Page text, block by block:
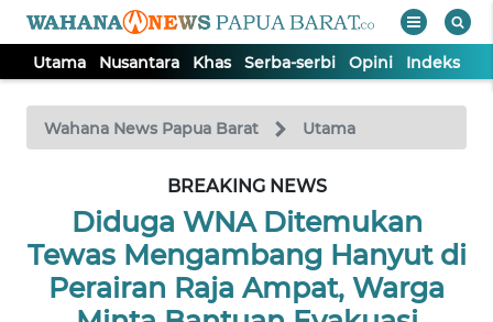
Utama Nusantara Khas Serba-serbi Opini Indeks
Wahana News Papua Barat Utama
BREAKING NEWS
Diduga WNA Ditemukan
Tewas Mengambang Hanyut di
Perairan Raja Ampat, Warga
TV
Tutup
NUSANTARA